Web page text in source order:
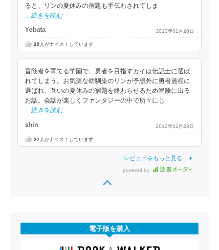
ると、リンの夏休みの宿題も手伝わされてしま
…続きを読む
Yobata 2013年01月28日
29人がナイス！しています
冒険者を育てる学園で、勇者を目指すカイは伝記士に選ば
れてしまう。お気楽な幼馴染のリンが予想外に勇者過程に
選ばれ、互いの夏休みの宿題を終わらせるため冒険に出る
お話。会話が楽しくファンタジーの中で所々にじ
…続きを読む
shin 2013年02月23日
27人がナイス！しています
レビューをもっと見る
powered by
電子版を購入